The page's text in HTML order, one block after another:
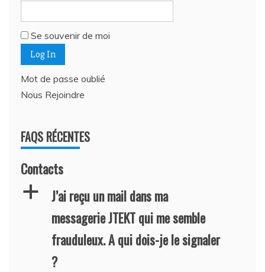
Se souvenir de moi
Mot de passe oublié
Nous Rejoindre
FAQS RÉCENTES
Contacts
a
J’ai reçu un mail dans ma
messagerie JTEKT qui me semble
frauduleux. A qui dois-je le signaler
?